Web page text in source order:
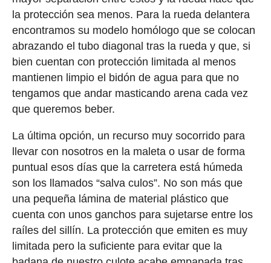
la protección sea menos. Para la rueda delantera
encontramos su modelo homólogo que se colocan
abrazando el tubo diagonal tras la rueda y que, si
bien cuentan con protección limitada al menos
mantienen limpio el bidón de agua para que no
tengamos que andar masticando arena cada vez
que queremos beber.
La última opción, un recurso muy socorrido para
llevar con nosotros en la maleta o usar de forma
puntual esos días que la carretera está húmeda
son los llamados “salva culos”. No son más que
una pequeña lámina de material plástico que
cuenta con unos ganchos para sujetarse entre los
raíles del sillín. La protección que emiten es muy
limitada pero la suficiente para evitar que la